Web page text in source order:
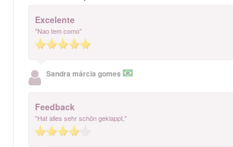
Excelente
"Nao tem como"
Sandra márcia gomes
Feedback
"Hat alles sehr schön geklappt,"